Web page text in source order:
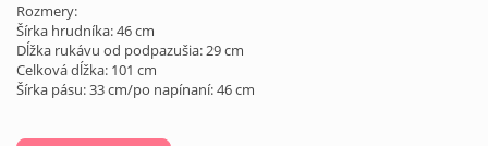
Rozmery:
Šírka hrudníka: 46 cm
Dĺžka rukávu od podpazušia: 29 cm
Celková dĺžka: 101 cm
Šírka pásu: 33 cm/po napínaní: 46 cm